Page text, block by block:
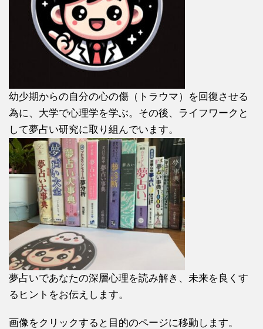
幼少期からの自分の心の傷（トラウマ）を回復させる
為に、大学で心理学を学ぶ。その後、ライフワークと
して夢占い研究に取り組んでいます。
夢占いであなたの深層心理を読み解き、未来を良くす
るヒントをお伝えします。
画像をクリックすると目的のページに移動します。